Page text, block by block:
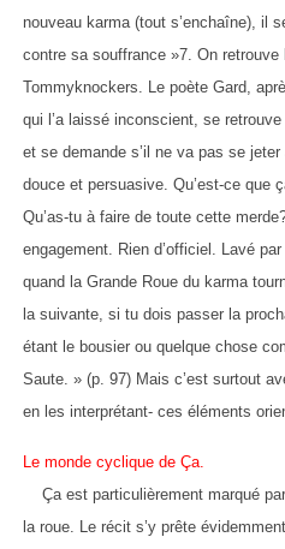
nouveau karma (tout s’enchaîne), il
contre sa souffrance »7. On retrouve
Tommyknockers. Le poète Gard,
qui l’a laissé inconscient, se
et se demande s’il ne va pas se
douce et persuasive. Qu’est-ce que
Qu’as-tu à faire de toute cette
engagement. Rien d’officiel. Lavé
quand la Grande Roue du karma
la suivante, si tu dois passer la
étant le bousier ou quelque chose
Saute. » (p. 97) Mais c’est surtout
en les interprétant- ces éléments
Le monde cyclique de Ça.
Ça est particulièrement marqué
la roue. Le récit s’y prête